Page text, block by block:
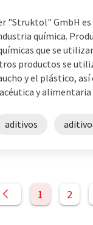
"Struktol" GmbH es
química.
que se
productos se
y el plástico, así
y alimentaria
aditivos
1 2